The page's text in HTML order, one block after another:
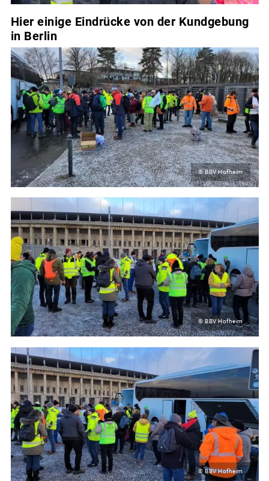
Hier einige Eindrücke von der Kundgebung
in Berlin
© BBV Hofheim
© BBV Hofheim
© BBV Hofheim